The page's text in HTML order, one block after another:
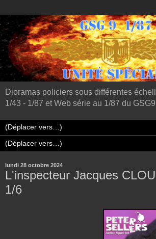
Dioramas policiers sous différentes
1/43 - 1/87 et Web série au 1/87 du GSG9
lundi 28 octobre 2024
L'inspecteur Jacques
1/6